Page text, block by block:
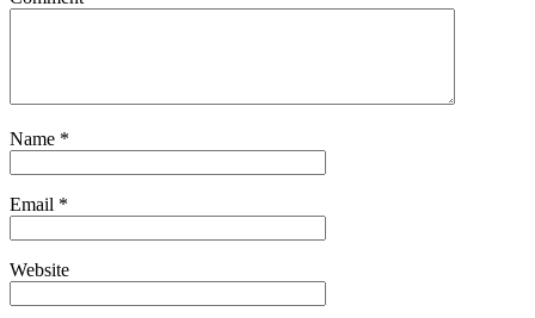
Name *
Email *
Website